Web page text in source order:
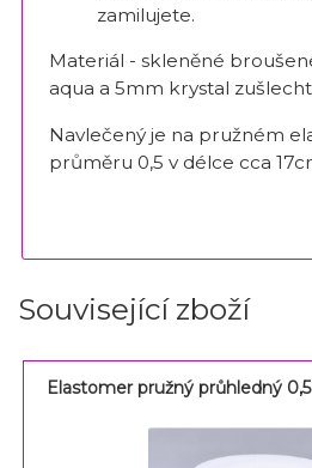
zamilujete.
Materiál - skleněné
aqua a 5mm krystal
Navlečený je na pružném
průměru 0,5 v délce cca
Související zboží
Elastomer pružný průhledný